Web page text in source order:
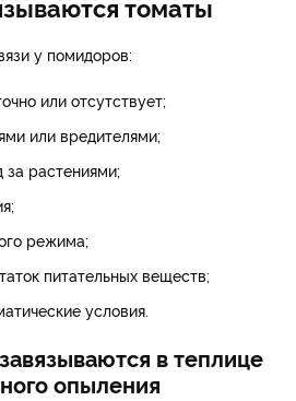
томаты
у помидоров:
или отсутствует;
или вредителями;
за растениями;
режима;
питательных веществ;
условия.
в теплице
опыления